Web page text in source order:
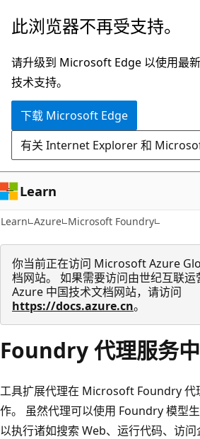
跳
主
要
内
此浏览器不再受支持。
请升级到 Microsoft Edge 以使用最
技术支持。
下载 Microsoft Edge
有关 Internet Explorer 和
Learn
Learn Azure Microsoft Foundry
你当前正在访问 Microsoft Azure
档网站。 如果需要访问由世纪互联
Azure 中国技术文档网站，请访问
https://docs.azure.cn。
Foundry 代理服务
工具扩展代理在 Microsoft Foundry 代
作。 虽然代理可以使用 Foundry 模型
以执行诸如搜索 Web、运行代码、访